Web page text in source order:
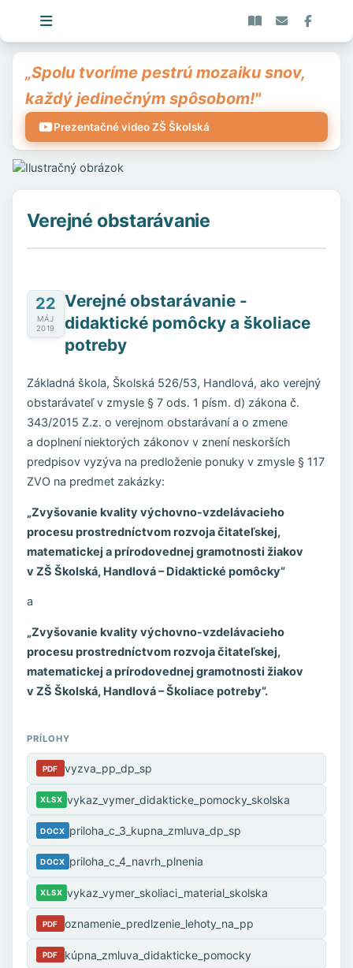
„Spolu tvoríme pestrú mozaiku snov,
každý jedinečným spôsobom!"
Prezentačné video ZŠ Školská
Verejné obstarávanie
22
MÁJ
2019
Verejné obstarávanie -
didaktické pomôcky a školiace
potreby
Základná škola, Školská 526/53, Handlová, ako verejný
obstarávateľ v zmysle § 7 ods. 1 písm. d) zákona č.
343/2015 Z.z. o verejnom obstarávaní a o zmene
a doplnení niektorých zákonov v znení neskorších
predpisov vyzýva na predloženie ponuky v zmysle § 117
ZVO na predmet zakázky:
„Zvyšovanie kvality výchovno-vzdelávacieho
procesu prostredníctvom rozvoja čitateľskej,
matematickej a prírodovednej gramotnosti žiakov
v ZŠ Školská, Handlová – Didaktické pomôcky“
a
„Zvyšovanie kvality výchovno-vzdelávacieho
procesu prostredníctvom rozvoja čitateľskej,
matematickej a prírodovednej gramotnosti žiakov
v ZŠ Školská, Handlová – Školiace potreby“.
PRÍLOHY
PDF vyzva_pp_dp_sp
XLSX vykaz_vymer_didakticke_pomocky_skolska
DOCX priloha_c_3_kupna_zmluva_dp_sp
DOCX priloha_c_4_navrh_plnenia
XLSX vykaz_vymer_skoliaci_material_skolska
PDF oznamenie_predlzenie_lehoty_na_pp
PDF kúpna_zmluva_didakticke_pomocky